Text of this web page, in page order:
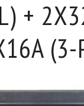
+
(3-